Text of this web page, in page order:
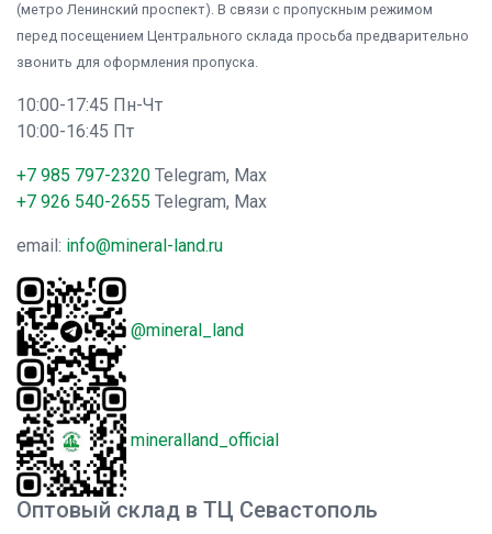
(метро Ленинский проспект). В связи с пропускным режимом
перед посещением Центрального склада просьба предварительно
звонить для оформления пропуска.
10:00-17:45 Пн-Чт
10:00-16:45 Пт
+7 985 797-2320 Telegram, Max
+7 926 540-2655 Telegram, Max
email: info@mineral-land.ru
@mineral_land
mineralland_official
Оптовый склад в ТЦ Севастополь